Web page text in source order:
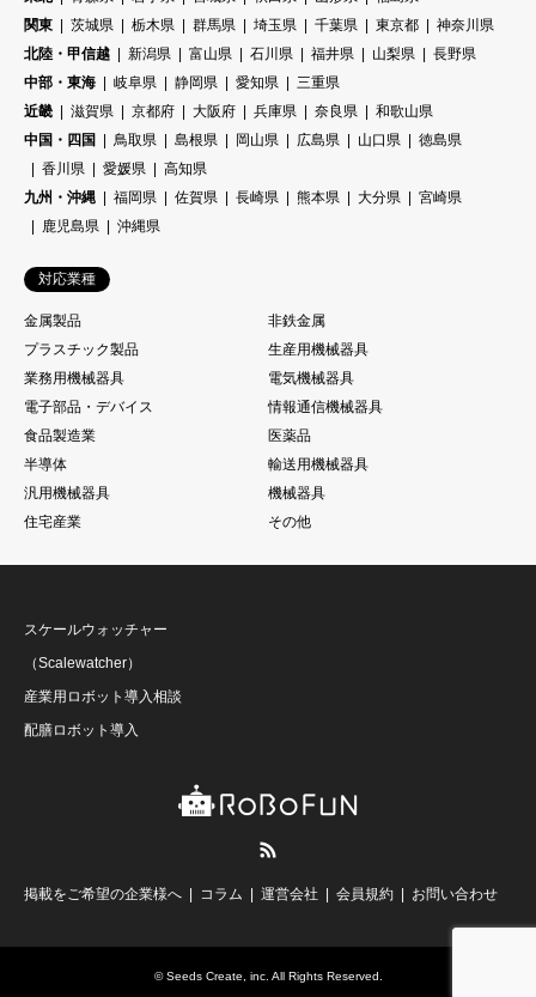
関東
茨城県 栃木県 群馬県 埼玉県 千葉県 東京都
神奈川県
北陸・甲信越
新潟県 富山県 石川県 福井県 山梨県
長野県
中部・東海
岐阜県 静岡県 愛知県
三重県
近畿
滋賀県 京都府 大阪府 兵庫県 奈良県
和歌山県
中国・四国
鳥取県 島根県 岡山県 広島県 山口県
徳島県
香川県
愛媛県
高知県
九州・沖縄
福岡県 佐賀県 長崎県 熊本県 大分県
宮崎県
鹿児島県
沖縄県
対応業種
金属製品
非鉄金属
プラスチック製品
生産用機械器具
業務用機械器具
電気機械器具
電子部品・デバイス
情報通信機械器具
食品製造業
医薬品
半導体
輸送用機械器具
汎用機械器具
機械器具
住宅産業
その他
スケールウォッチャー
（Scalewatcher）
産業用ロボット導入相談
配膳ロボット導入
掲載をご希望の企業様へ コラム 運営会社 会員規約 お問い合わせ
©Seeds Create, inc. All Rights Reserved.